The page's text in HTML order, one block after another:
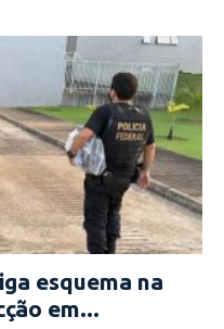
esquema na
em...